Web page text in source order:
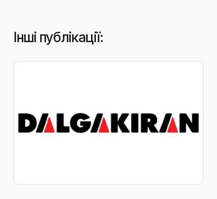
Інші публікації: